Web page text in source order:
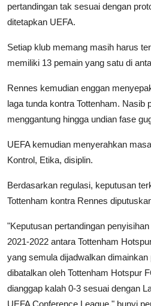
pertandingan tak sesuai dengan
ditetapkan UEFA.
Setiap klub memang masih harus
memiliki 13 pemain yang satu di
Rennes kemudian enggan
laga tunda kontra Tottenham. Nasib
menggantung hingga undian fase
UEFA kemudian menyerahkan
Kontrol, Etika, disiplin.
Berdasarkan regulasi, keputusan
Tottenham kontra Rennes
"Keputusan pertandingan
2021-2022 antara Tottenham
yang semula dijadwalkan
dibatalkan oleh Tottenham Hotspur
dianggap kalah 0-3 sesuai dengan
UEFA Conference League," bunyi